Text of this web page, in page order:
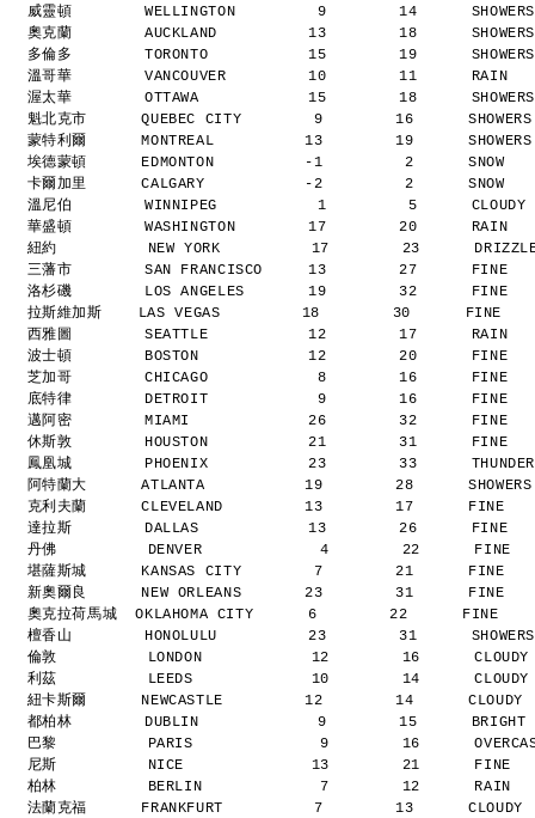
威靈頓        WELLINGTON         9        14
奧克蘭        AUCKLAND          13        18
多倫多        TORONTO           15        19
溫哥華        VANCOUVER         10        11      RAIN
渥太華        OTTAWA            15        18
魁北克市      QUEBEC CITY        9        16
蒙特利爾      MONTREAL          13        19
埃德蒙頓      EDMONTON          -1         2      SNOW
卡爾加里      CALGARY           -2         2      SNOW
溫尼伯        WINNIPEG           1         5
華盛頓        WASHINGTON        17        20      RAIN
紐約          NEW YORK          17        23
三藩市        SAN FRANCISCO     13        27      FINE
洛杉磯        LOS ANGELES       19        32      FINE
拉斯維加斯    LAS VEGAS         18        30      FINE
西雅圖        SEATTLE           12        17      RAIN
波士頓        BOSTON            12        20      FINE
芝加哥        CHICAGO            8        16      FINE
底特律        DETROIT            9        16      FINE
邁阿密        MIAMI             26        32      FINE
休斯敦        HOUSTON           21        31      FINE
鳳凰城        PHOENIX           23        33
阿特蘭大      ATLANTA           19        28
克利夫蘭      CLEVELAND         13        17      FINE
達拉斯        DALLAS            13        26      FINE
丹佛          DENVER             4        22      FINE
堪薩斯城      KANSAS CITY        7        21      FINE
新奧爾良      NEW ORLEANS       23        31      FINE
奧克拉荷馬城  OKLAHOMA CITY      6        22      FINE
檀香山        HONOLULU          23        31
倫敦          LONDON            12        16
利茲          LEEDS             10        14
紐卡斯爾      NEWCASTLE         12        14
都柏林        DUBLIN             9        15
巴黎          PARIS              9        16
尼斯          NICE              13        21      FINE
柏林          BERLIN             7        12      RAIN
法蘭克福      FRANKFURT          7        13